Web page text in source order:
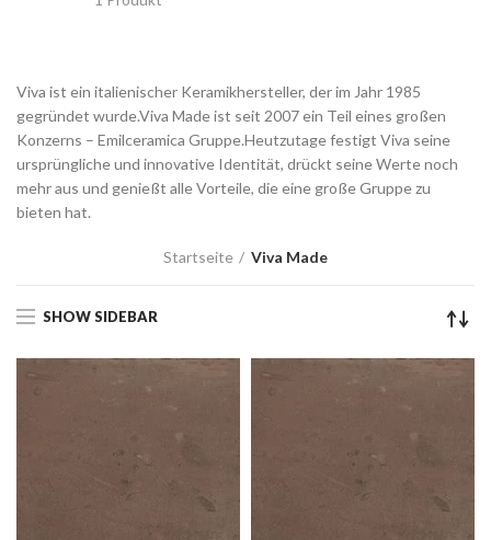
Viva ist ein italienischer Keramikhersteller, der im Jahr 1985
gegründet wurde.Viva Made ist seit 2007 ein Teil eines großen
Konzerns – Emilceramica Gruppe.Heutzutage festigt Viva seine
ursprüngliche und innovative Identität, drückt seine Werte noch
mehr aus und genießt alle Vorteile, die eine große Gruppe zu
bieten hat.
Startseite Viva Made
SHOW SIDEBAR